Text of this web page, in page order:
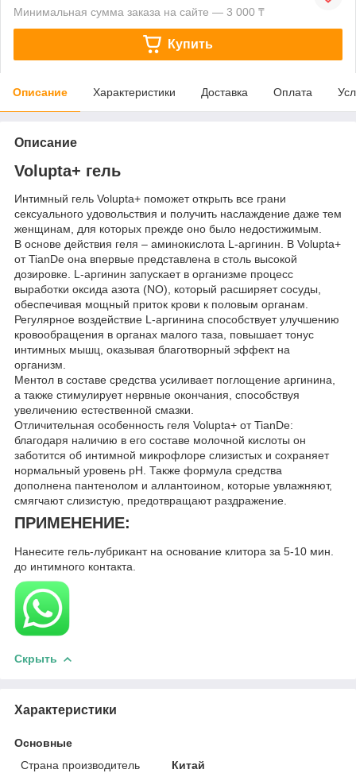
Минимальная сумма заказа на сайте — 3 000 ₸
Купить
Описание Характеристики Доставка Оплата
Описание
Volupta+ гель
Интимный гель Volupta+ поможет открыть все грани
сексуального удовольствия и получить наслаждение даже тем
женщинам, для которых прежде оно было недостижимым.
В основе действия геля – аминокислота L-аргинин. В Volupta+
от TianDe она впервые представлена в столь высокой
дозировке. L-аргинин запускает в организме процесс
выработки оксида азота (NO), который расширяет сосуды,
обеспечивая мощный приток крови к половым органам.
Регулярное воздействие L-аргинина способствует улучшению
кровообращения в органах малого таза, повышает тонус
интимных мышц, оказывая благотворный эффект на
организм.
Ментол в составе средства усиливает поглощение аргинина,
а также стимулирует нервные окончания, способствуя
увеличению естественной смазки.
Отличительная особенность геля Volupta+ от TianDe:
благодаря наличию в его составе молочной кислоты он
заботится об интимной микрофлоре слизистых и сохраняет
нормальный уровень рН. Также формула средства
дополнена пантенолом и аллантоином, которые увлажняют,
смягчают слизистую, предотвращают раздражение.
ПРИМЕНЕНИЕ:
Нанесите гель-лубрикант на основание клитора за 5-10 мин.
до интимного контакта.
Скрыть
Характеристики
Основные
Страна производитель
Китай